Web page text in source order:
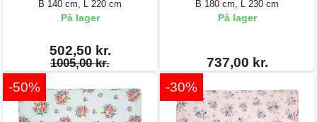
B 140 cm, L 220 cm
På lager
502,50 kr.
1005,00 kr.
B 180 cm, L 230 cm
På lager
737,00 kr.
-50%
-30%